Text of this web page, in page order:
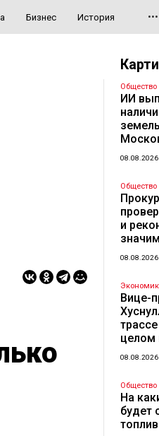
Бизнес История •••
Общество
ИИ
08.08.2026
Общество
и
08.08.2026
Вице-
целом
08.08.2026
Общество
На
будет